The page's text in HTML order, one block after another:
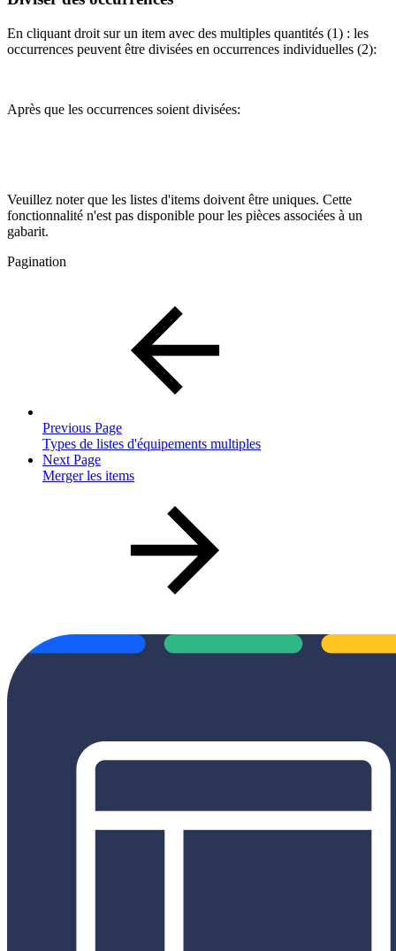
En cliquant droit sur un item avec des multiples quantités (1) : les
occurrences peuvent être divisées en occurrences individuelles (2):
Après que les occurrences soient divisées:
Veuillez noter que les listes d'items doivent être uniques. Cette
fonctionnalité n'est pas disponible pour les pièces associées à un
gabarit.
Pagination
Previous Page
Types de listes d'équipements multiples
Next Page
Merger les items